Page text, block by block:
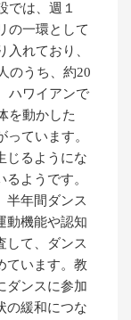
では、週１
の一環として
入れており、
のうち、約20
ハワイアンで
を動かした
ています。
じるようにな
ようです。
半年間ダンス
動機能や認知
して、ダンス
ています。教
ダンスに参加
の緩和につな